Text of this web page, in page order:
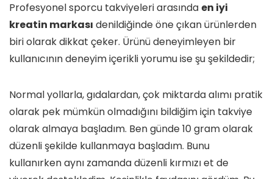
Profesyonel sporcu takviyeleri arasında en iyi
kreatin markası denildiğinde öne çıkan ürünlerden
biri olarak dikkat çeker. Ürünü deneyimleyen bir
kullanıcının deneyim içerikli yorumu ise şu şekildedir;
Normal yollarla, gıdalardan, çok miktarda alımı pratik
olarak pek mümkün olmadığını bildiğim için takviye
olarak almaya başladım. Ben günde 10 gram olarak
düzenli şekilde kullanmaya başladım. Bunu
kullanırken aynı zamanda düzenli kırmızı et de